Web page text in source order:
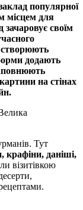
популярної
місцем для
своїм
створюють
додають
на стінах
Тут
крафіни, даніші,
візитівкою